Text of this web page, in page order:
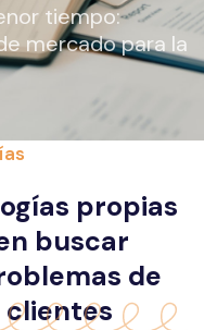
tiempo:
mercado para la
propias
buscar
de
clientes